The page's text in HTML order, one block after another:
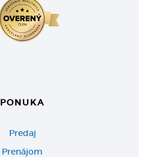
PONUKA
Predaj
Prenájom